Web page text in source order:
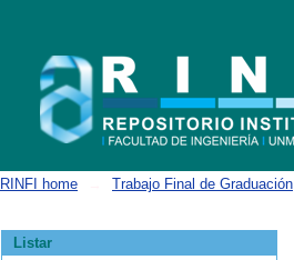
RINFI home Trabajo Final de Graduación
Listar